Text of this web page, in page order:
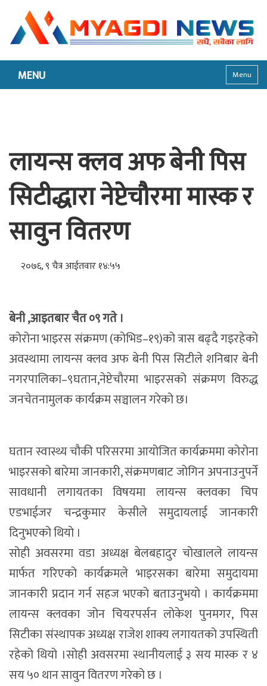
MENU Menu
लायन्स क्लव अफ बेनी पिस
सिटीद्धारा नेप्टेचौरमा मास्क र
सावुन वितरण
२०७६, ९ चैत्र आईतवार १४:५५
बेनी ,आइतबार चैत ०९ गते ।
कोरोना भाइरस संक्रमण (कोभिड–१९)को त्रास बढ्दै गइरहेको
अवस्थामा लायन्स क्लव अफ बेनी पिस सिटीले शनिबार बेनी
नगरपालिका–९घतान,नेप्टेचौरमा भाइरसको संक्रमण विरुद्ध
जनचेतनामुलक कार्यक्रम सञ्चालन गरेको छ।
घतान स्वास्थ्य चौकी परिसरमा आयोजित कार्यक्रममा कोरोना
भाइरसको बारेमा जानकारी, संक्रमणबाट जोगिन अपनाउनुपर्ने
सावधानी लगायतका विषयमा लायन्स क्लवका चिप
एडभाईजर चन्द्रकुमार केसीले समुदायलाई जानकारी
दिनुभएको थियो ।
सोही अवसरमा वडा अध्यक्ष बेलबहादुर चोखालले लायन्स
मार्फत गरिएको कार्यक्रमले भाइरसका बारेमा समुदायमा
जानकारी प्रदान गर्न सहज भएको बताउनुभयो । कार्यक्रममा
लायन्स क्लवका जोन चियरपर्सन लोकेश पुनमगर, पिस
सिटीका संस्थापक अध्यक्ष राजेश शाक्य लगायतको उपस्थिती
रहेको थियो ।सोही अवसरमा स्थानीयलाई ३ सय मास्क र ४
सय ५० थान सावुन वितरण गरेको छ ।